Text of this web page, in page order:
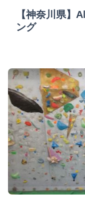
【神奈川県】
ング